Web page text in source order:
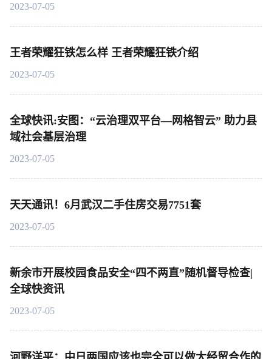
2023-07-05
王者荣耀狂铁怎么样 王者荣耀狂铁介绍
2023-07-05
全球快讯:安图：“云治理双平台—网格智云” 助力县
域社会基层治理
2023-07-05
天天通讯！6月武汉二手住房交易7751套
2023-07-05
新余市开展校园食品安全“四不两直”随机督导检查|
全球快资讯
2023-07-05